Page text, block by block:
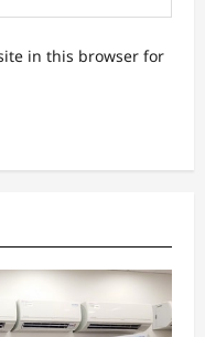
in this browser for